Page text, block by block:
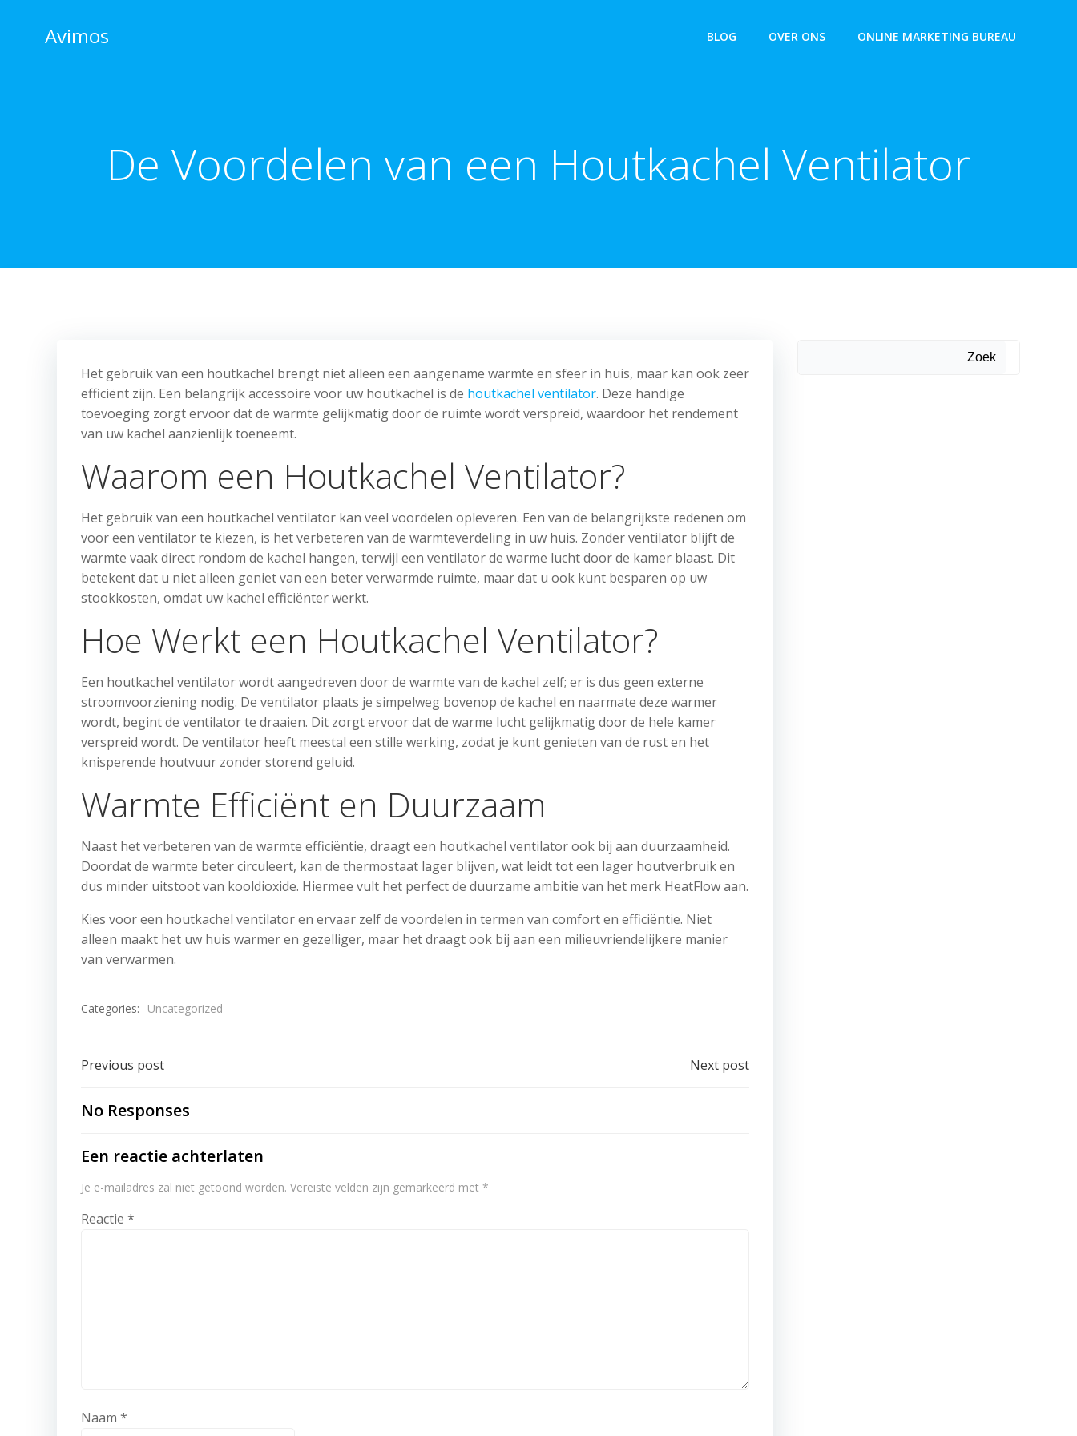
contentAvimos BLOG OVER ONS ONLINE MARKETING BUREAU
De Voordelen van een Houtkachel Ventilator
Het gebruik van een houtkachel brengt niet alleen een aangename warmte en sfeer in huis, maar kan ook zeer
efficiënt zijn. Een belangrijk accessoire voor uw houtkachel is de houtkachel ventilator. Deze handige
toevoeging zorgt ervoor dat de warmte gelijkmatig door de ruimte wordt verspreid, waardoor het rendement
van uw kachel aanzienlijk toeneemt.
Waarom een Houtkachel Ventilator?
Het gebruik van een houtkachel ventilator kan veel voordelen opleveren. Een van de belangrijkste redenen om
voor een ventilator te kiezen, is het verbeteren van de warmteverdeling in uw huis. Zonder ventilator blijft de
warmte vaak direct rondom de kachel hangen, terwijl een ventilator de warme lucht door de kamer blaast. Dit
betekent dat u niet alleen geniet van een beter verwarmde ruimte, maar dat u ook kunt besparen op uw
stookkosten, omdat uw kachel efficiënter werkt.
Hoe Werkt een Houtkachel Ventilator?
Een houtkachel ventilator wordt aangedreven door de warmte van de kachel zelf; er is dus geen externe
stroomvoorziening nodig. De ventilator plaats je simpelweg bovenop de kachel en naarmate deze warmer
wordt, begint de ventilator te draaien. Dit zorgt ervoor dat de warme lucht gelijkmatig door de hele kamer
verspreid wordt. De ventilator heeft meestal een stille werking, zodat je kunt genieten van de rust en het
knisperende houtvuur zonder storend geluid.
Warmte Efficiënt en Duurzaam
Naast het verbeteren van de warmte efficiëntie, draagt een houtkachel ventilator ook bij aan duurzaamheid.
Doordat de warmte beter circuleert, kan de thermostaat lager blijven, wat leidt tot een lager houtverbruik en
dus minder uitstoot van kooldioxide. Hiermee vult het perfect de duurzame ambitie van het merk HeatFlow aan.
Kies voor een houtkachel ventilator en ervaar zelf de voordelen in termen van comfort en efficiëntie. Niet
alleen maakt het uw huis warmer en gezelliger, maar het draagt ook bij aan een milieuvriendelijkere manier
van verwarmen.
Categories: Uncategorized
Post
navigation
Previous post Next post
No Responses
Een reactie achterlaten
Je e-mailadres zal niet getoond worden. Vereiste velden zijn gemarkeerd met *
Reactie *
Naam *
Zoek